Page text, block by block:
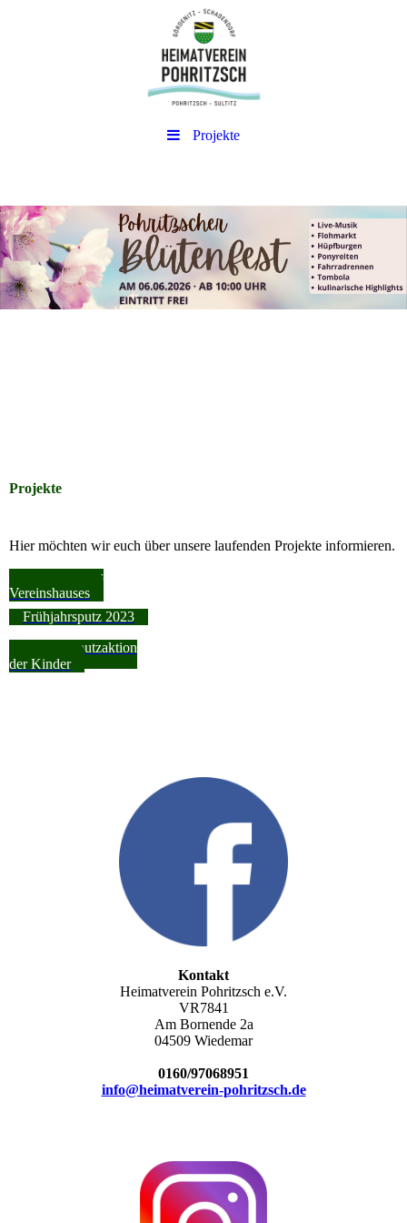
Projekte
Projekte
Hier möchten wir euch über unsere laufenden Projekte informieren.
Sanierung des
Vereinshauses
Frühjahrsputz 2023
Frühjahrsputzaktion
der Kinder
Kontakt
Heimatverein Pohritzsch e.V.
VR7841
Am Bornende 2a
04509 Wiedemar
0160/97068951
info@heimatverein-pohritzsch.de